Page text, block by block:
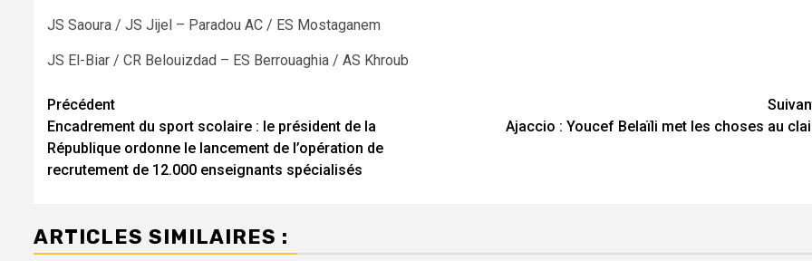
JS Saoura / JS Jijel – Paradou AC / ES Mostaganem
JS El-Biar / CR Belouizdad – ES Berrouaghia / AS Khroub
Navigation
d’article
Précédent
Encadrement du sport scolaire : le président de la
République ordonne le lancement de l’opération de
recrutement de 12.000 enseignants spécialisés
Ajaccio : Youcef Belaïli met les choses au
ARTICLES SIMILAIRES :